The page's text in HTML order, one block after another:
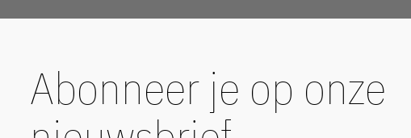
Abonneer je op onze